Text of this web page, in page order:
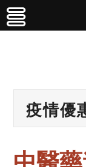
疫情優
中醫